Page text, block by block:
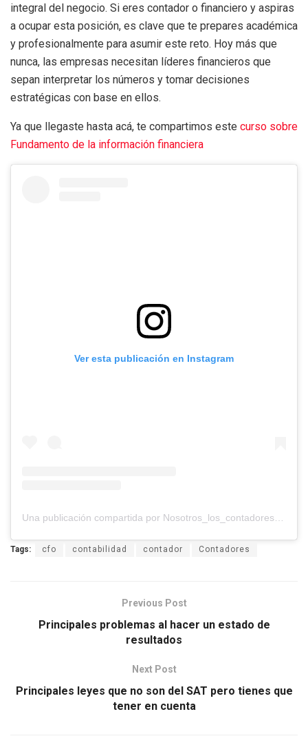
integral del negocio. Si eres contador o financiero y aspiras
a ocupar esta posición, es clave que te prepares académica
y profesionalmente para asumir este reto. Hoy más que
nunca, las empresas necesitan líderes financieros que
sepan interpretar los números y tomar decisiones
estratégicas con base en ellos.
Ya que llegaste hasta acá, te compartimos este curso sobre
Fundamento de la información financiera
Ver esta publicación en Instagram
Tags: cfo contabilidad contador Contadores
Previous Post
Principales problemas al hacer un estado de
resultados
Next Post
Principales leyes que no son del SAT pero tienes que
tener en cuenta